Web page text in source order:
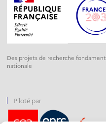
Des projets de recherche
nationale
Piloté par